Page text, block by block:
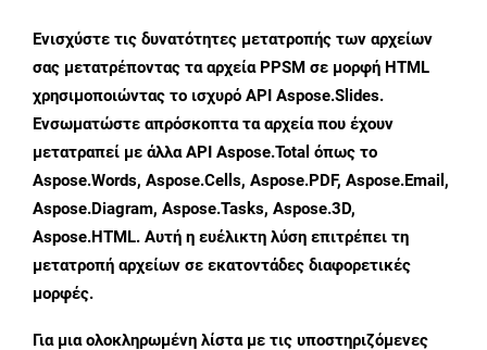
Ενισχύστε τις δυνατότητες μετατροπής των αρχείων
σας μετατρέποντας τα αρχεία PPSM σε μορφή HTML
χρησιμοποιώντας το ισχυρό API Aspose.Slides.
Ενσωματώστε απρόσκοπτα τα αρχεία που έχουν
μετατραπεί με άλλα API Aspose.Total όπως το
Aspose.Words, Aspose.Cells, Aspose.PDF, Aspose.Email,
Aspose.Diagram, Aspose.Tasks, Aspose.3D,
Aspose.HTML. Αυτή η ευέλικτη λύση επιτρέπει τη
μετατροπή αρχείων σε εκατοντάδες διαφορετικές
μορφές.
Για μια ολοκληρωμένη λίστα με τις υποστηριζόμενες